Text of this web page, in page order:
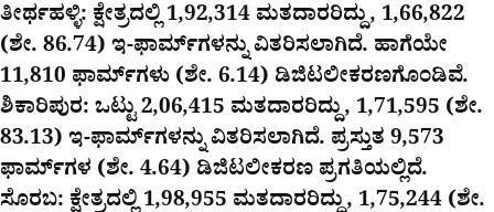
ತೀರ್ಥಹಳ್ಳಿ: ಕ್ಷೇತ್ರದಲ್ಲಿ 1,92,314 ಮತದಾರರಿದ್ದು, 1,66,822
(ಶೇ. 86.74) ಇ-ಫಾರ್ಮ್‌ಗಳನ್ನು ವಿತರಿಸಲಾಗಿದೆ. ಹಾಗೆಯೇ
11,810 ಫಾರ್ಮ್‌ಗಳು (ಶೇ. 6.14) ಡಿಜಿಟಲೀಕರಣಗೊಂಡಿವೆ.
ಶಿಕಾರಿಪುರ: ಒಟ್ಟು 2,06,415 ಮತದಾರರಿದ್ದು, 1,71,595 (ಶೇ.
83.13) ಇ-ಫಾರ್ಮ್‌ಗಳನ್ನು ವಿತರಿಸಲಾಗಿದೆ. ಪ್ರಸ್ತುತ 9,573
ಫಾರ್ಮ್‌ಗಳ (ಶೇ. 4.64) ಡಿಜಿಟಲೀಕರಣ ಪ್ರಗತಿಯಲ್ಲಿದೆ.
ಸೊರಬ: ಕ್ಷೇತ್ರದಲ್ಲಿ 1,98,955 ಮತದಾರರಿದ್ದು, 1,75,244 (ಶೇ.